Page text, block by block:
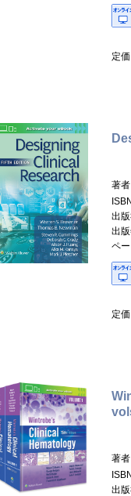
定価
著者
出
出
ペ
定価
著者
出